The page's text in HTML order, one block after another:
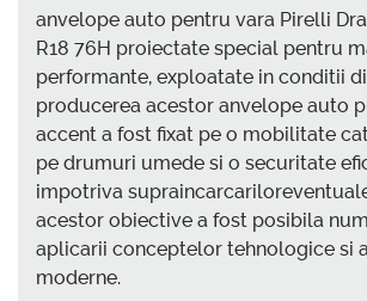
anvelope auto pentru vara Pirelli
R18 76H proiectate special pentru
performante, exploatate in conditii
producerea acestor anvelope auto
accent a fost fixat pe o mobilitate
pe drumuri umede si o securitate
impotriva
acestor obiective a fost posibila
aplicarii conceptelor tehnologice si
moderne.